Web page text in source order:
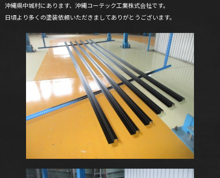
沖縄県中城村にあります、沖縄コーテック工業株式会社です。
日頃より多くの塗装依頼いただきましてありがとうございます。